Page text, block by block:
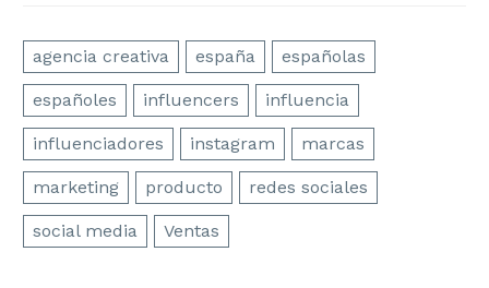
agencia creativa españa españolas
españoles influencers influencia
influenciadores instagram marcas
marketing producto redes sociales
social media Ventas